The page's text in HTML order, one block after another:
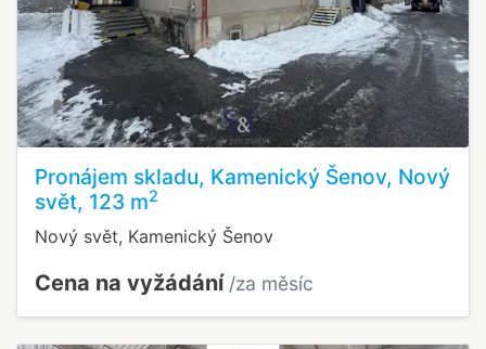
Pronájem skladu, Kamenický Šenov, Nový
svět, 123 m2
Nový svět, Kamenický Šenov
Cena na vyžádání /za měsíc